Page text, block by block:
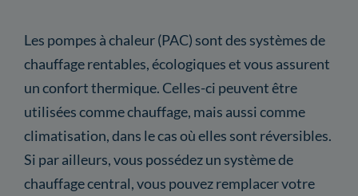
Les pompes à chaleur (PAC) sont des systèmes de
chauffage rentables, écologiques et vous assurent
un confort thermique. Celles-ci peuvent être
utilisées comme chauffage, mais aussi comme
climatisation, dans le cas où elles sont réversibles.
Si par ailleurs, vous possédez un système de
chauffage central, vous pouvez remplacer votre